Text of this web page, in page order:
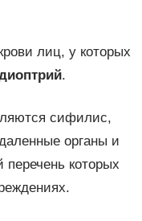
лиц, у которых
.
сифилис,
органы и
которых